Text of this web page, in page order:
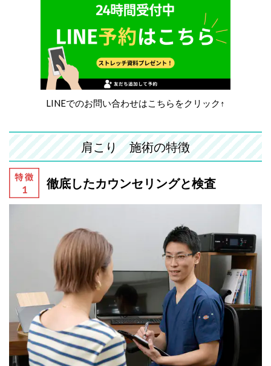
LINEでのお問い合わせはこちらをクリック↑
肩こり 施術の特徴
徹底したカウンセリングと検査